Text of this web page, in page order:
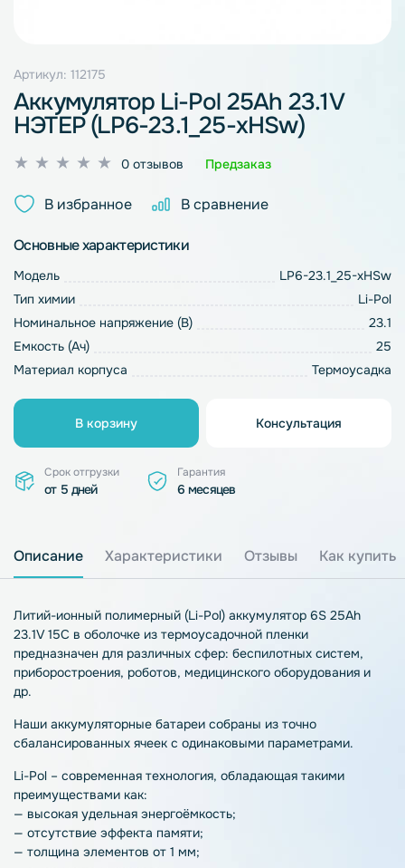
Артикул: 112175
Аккумулятор Li-Pol 25Ah 23.1V
НЭТЕР (LP6-23.1_25-xHSw)
Оценка
из
0 отзывов Предзаказ
В избранное В сравнение
Основные характеристики
Модель
LP6-23.1_25-xHSw
Тип химии
Li-Pol
Номинальное напряжение (В)
23.1
Емкость (Ач)
25
Материал корпуса
Термоусадка
В корзину Консультация
Срок отгрузки
от 5 дней
Гарантия
6 месяцев
Описание Характеристики Отзывы Как купить
Литий-ионный полимерный (Li-Pol) аккумулятор 6S 25Ah
23.1V 15C в оболочке из термоусадочной пленки
предназначен для различных сфер: беспилотных систем,
приборостроения, роботов, медицинского оборудования и
др.
Наши аккумуляторные батареи собраны из точно
сбалансированных ячеек с одинаковыми параметрами.
Li-Pol – современная технология, обладающая такими
преимуществами как:
— высокая удельная энергоёмкость;
— отсутствие эффекта памяти;
— толщина элементов от 1 мм;